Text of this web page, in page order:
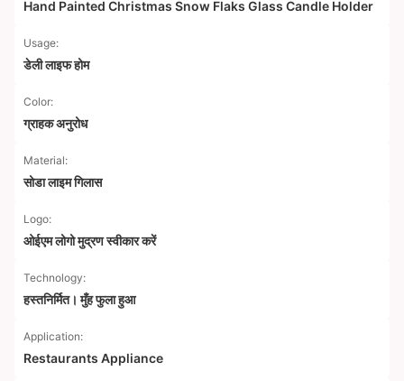
Hand Painted Christmas Snow Flaks Glass Candle Holder
Usage:
डेली लाइफ होम
Color:
ग्राहक अनुरोध
Material:
सोडा लाइम गिलास
Logo:
ओईएम लोगो मुद्रण स्वीकार करें
Technology:
हस्तनिर्मित। मुँह फुला हुआ
Application:
Restaurants Appliance